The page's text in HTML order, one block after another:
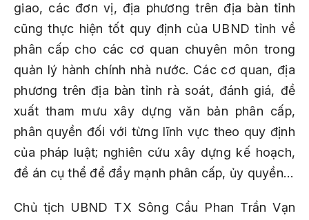
giao, các đơn vị, địa phương trên địa bàn tỉnh
cũng thực hiện tốt quy định của UBND tỉnh về
phân cấp cho các cơ quan chuyên môn trong
quản lý hành chính nhà nước. Các cơ quan, địa
phương trên địa bàn tỉnh rà soát, đánh giá, đề
xuất tham mưu xây dựng văn bản phân cấp,
phân quyền đối với từng lĩnh vực theo quy định
của pháp luật; nghiên cứu xây dựng kế hoạch,
đề án cụ thể để đẩy mạnh phân cấp, ủy quyền…
Chủ tịch UBND TX Sông Cầu Phan Trần Vạn